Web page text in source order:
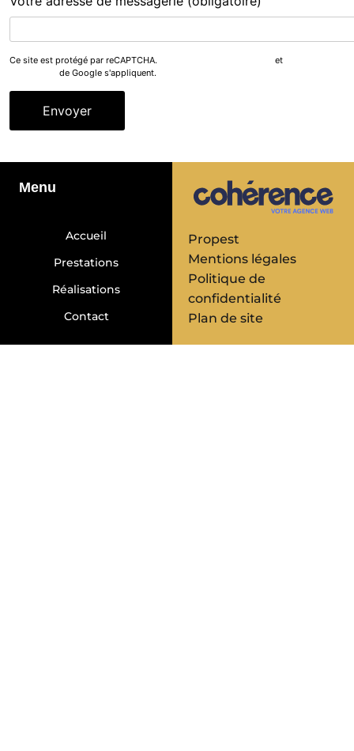
Ce site est protégé par reCAPTCHA. et
de Google s'appliquent.
Menu
Accueil
Prestations
Réalisations
Contact
Propest
Mentions légales
Politique de
confidentialité
Plan de site